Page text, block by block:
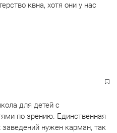
квна, хотя они у нас
для детей с
по зрению. Единственная
нужен карман, так